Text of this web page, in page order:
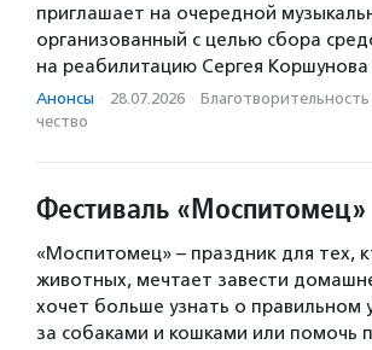
приглашает на очередной
организованный с целью сбора
на реабилитацию Сергея Коршунова
Анонсы · 28.07.2026 ·
чест­во
Фестиваль «Моспитомец»
«Моспитомец» – праздник для тех,
животных, мечтает завести
хочет больше узнать о правильном
за собаками и кошками или помочь